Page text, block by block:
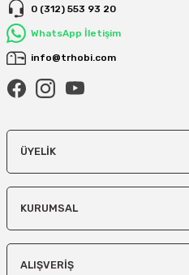
0 (312) 553 93 20
WhatsApp İletişim
info@trhobi.com
ÜYELIK
KURUMSAL
ALIŞVERIŞ